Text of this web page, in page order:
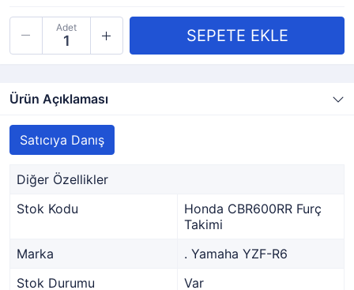
Adet
Ürün Açıklaması
Satıcıya Danış
Diğer Özellikler
Stok Kodu
Honda CBR600RR Furç
Takimi
Marka
. Yamaha YZF-R6
Stok Durumu
Var